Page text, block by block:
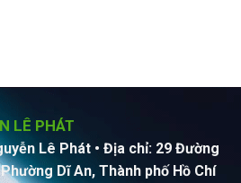
LÊ PHÁT
Lê Phát • Địa chỉ: 29 Đường
Dĩ An, Thành phố Hồ Chí